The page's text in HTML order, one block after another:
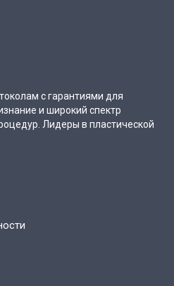
с гарантиями для
и широкий спектр
Лидеры в пластической